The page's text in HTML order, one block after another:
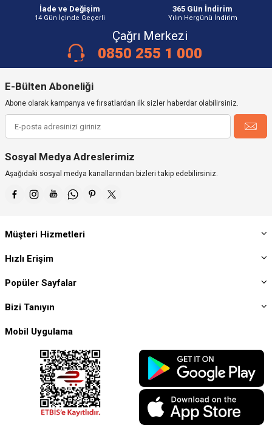
İade ve Değişim
14 Gün İçinde Geçerli
365 Gün İndirim
Yılın Hergünü İndirim
Çağrı Merkezi
0850 255 1 000
E-Bülten Aboneliği
Abone olarak kampanya ve fırsatlardan ilk sizler haberdar olabilirsiniz.
Sosyal Medya Adreslerimiz
Aşağıdaki sosyal medya kanallarından bizleri takip edebilirsiniz.
Müşteri Hizmetleri
Hızlı Erişim
Popüler Sayfalar
Bizi Tanıyın
Mobil Uygulama